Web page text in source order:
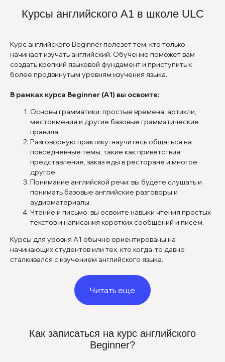
Курсы английского А1 в школе ULC
Курс английского Beginner полезет тем, кто только
начинает изучать английский. Обучение поможет вам
создать крепкий языковой фундамент и приступить к
более продвинутым уровням изучения языка.
В рамках курса Beginner (А1) вы освоите:
Основы грамматики: простые времена, артикли,
местоимения и другие базовые грамматические
правила.
Разговорную практику: научитесь общаться на
повседневные темы, такие как приветствия,
представление, заказ еды в ресторане и многое
другое.
Понимание английской речи: вы будете слушать и
понимать базовые английские разговоры и
аудиоматериалы.
Чтение и письмо: вы освоите навыки чтения простых
текстов и написания коротких сообщений и писем.
Курсы для уровня А1 обычно ориентированы на
начинающих студентов или тех, кто когда-то давно
сталкивался с изучением английского языка.
Читать еще
Как записаться на курс английского
Beginner?